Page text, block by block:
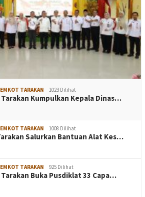
TARAKAN 1023 Dilihat
Kumpulkan Kepala Dinas…
TARAKAN 1008 Dilihat
Salurkan Bantuan Alat Kes…
TARAKAN 925 Dilihat
Buka Pusdiklat 33 Capa…